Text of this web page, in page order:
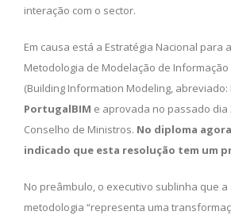
interação com o sector.
Em causa está a Estratégia Nacional para
Metodologia de Modelação de
(Building Information Modeling, abreviado:
PortugalBIM e aprovada no passado dia
Conselho de Ministros. No diploma
indicado que esta resolução tem um
No preâmbulo, o executivo sublinha que
metodologia “representa uma